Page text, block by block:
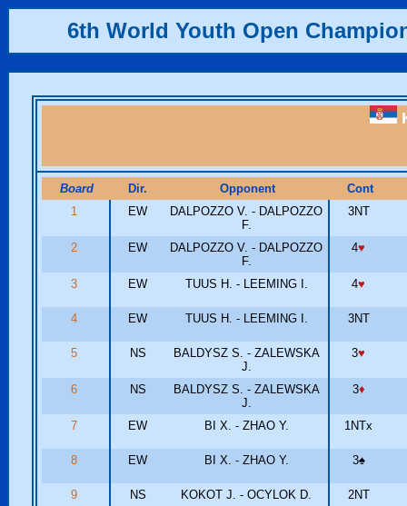
6th World Youth Open
Board Dir. Opponent
Cont
1
EW
DALPOZZO V. - DALPOZZO
F.
3NT
2 EW
DALPOZZO V. - DALPOZZO
F.
4♥
3 EW TUUS H. - LEEMING I. 4♥
4 EW TUUS H. - LEEMING I. 3NT
5 NS
BALDYSZ S. - ZALEWSKA
J.
3♥
6 NS
BALDYSZ S. - ZALEWSKA
J.
3♦
7 EW BI X. - ZHAO Y. 1NTx
8 EW BI X. - ZHAO Y. 3♠
9 NS KOKOT J. - OCYLOK D. 2NT